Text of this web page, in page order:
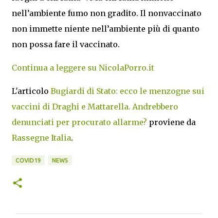
nell’ambiente fumo non gradito. Il nonvaccinato
non immette niente nell’ambiente più di quanto
non possa fare il vaccinato.
Continua a leggere su NicolaPorro.it
L'articolo Bugiardi di Stato: ecco le menzogne sui
vaccini di Draghi e Mattarella. Andrebbero
denunciati per procurato allarme? proviene da
Rassegne Italia.
COVID19 NEWS